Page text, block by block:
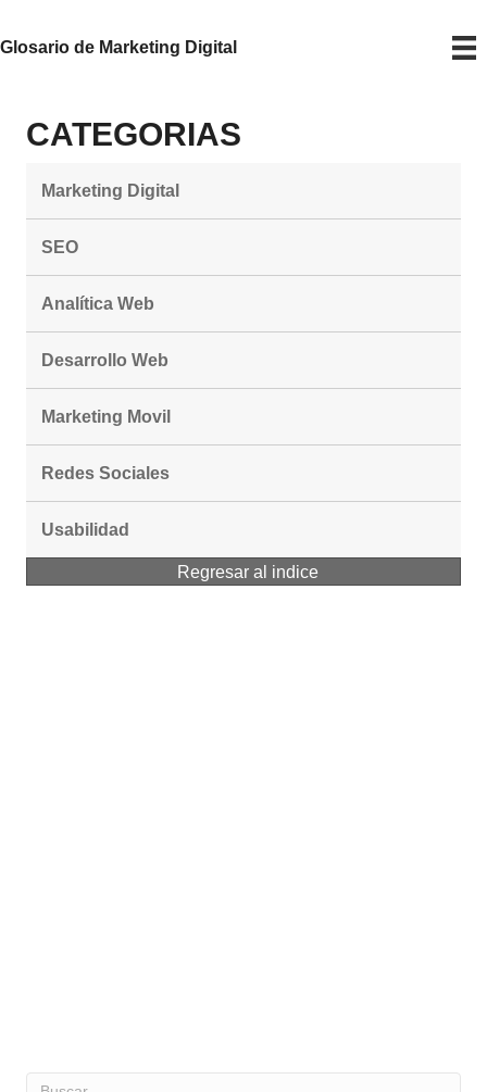
Glosario de Marketing Digital
CATEGORIAS
Marketing Digital
SEO
Analítica Web
Desarrollo Web
Marketing Movil
Redes Sociales
Usabilidad
Regresar al indice